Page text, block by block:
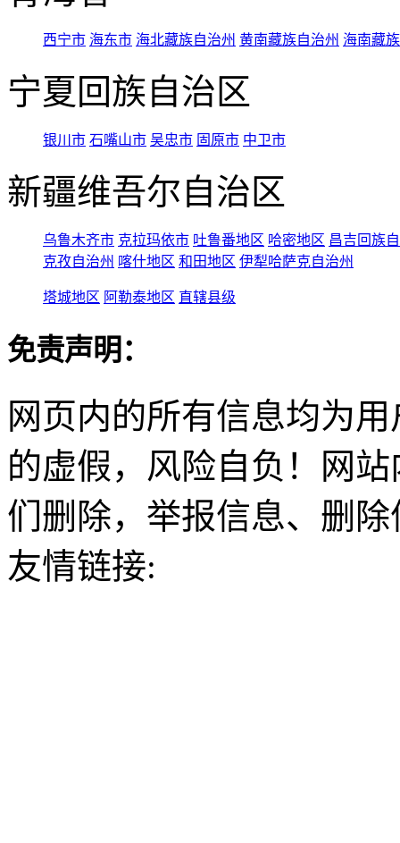
西宁市 海东市 海北藏族自治州 黄南藏族自治州 海南藏
宁夏回族自治区
银川市 石嘴山市 吴忠市 固原市 中卫市
新疆维吾尔自治区
乌鲁木齐市 克拉玛依市 吐鲁番地区 哈密地区 昌吉回族
克孜自治州 喀什地区 和田地区 伊犁哈萨克自治州
塔城地区 阿勒泰地区 直辖县级
免责声明：
网页内的所有信息均为
的虚假，风险自负！网
们删除，举报信息、删
友情链接: